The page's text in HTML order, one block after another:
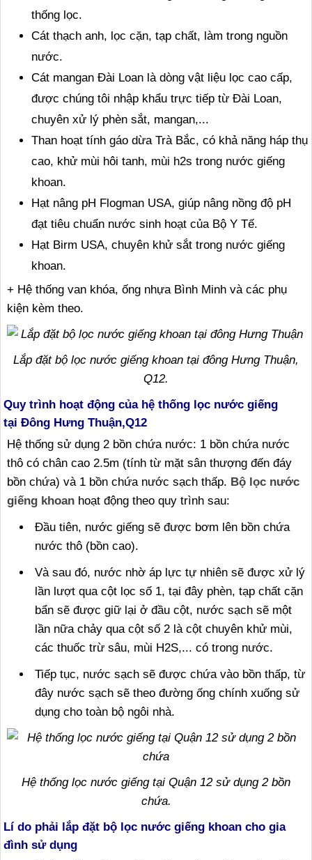
thống lọc.
Cát thạch anh, lọc cặn, tạp chất, làm trong nguồn
nước.
Cát mangan Đài Loan là dòng vật liệu lọc cao cấp,
được chúng tôi nhập khẩu trực tiếp từ Đài Loan,
chuyên xử lý phèn sắt, mangan,...
Than hoạt tính gáo dừa Trà Bắc, có khả năng háp thụ
cao, khử mùi hôi tanh, mùi h2s trong nước giếng
khoan.
Hạt nâng pH Flogman USA, giúp nâng nồng độ pH
đạt tiêu chuẩn nước sinh hoạt của Bộ Y Tế.
Hạt Birm USA, chuyên khử sắt trong nước giếng
khoan.
+ Hệ thống van khóa, ống nhựa Bình Minh và các phụ
kiện kèm theo.
Lắp đặt bộ lọc nước giếng khoan tại đông Hưng Thuận,
Q12.
Quy trình hoạt động của hệ thống lọc nước giếng
tại Đông Hưng Thuận,Q12
Hệ thống sử dụng 2 bồn chứa nước: 1 bồn chứa nước
thô có chân cao 2.5m (tính từ mặt sân thượng đến đáy
bồn chứa) và 1 bồn chứa nước sạch thấp. Bộ lọc nước
giếng khoan hoạt động theo quy trình sau:
Đầu tiên, nước giếng sẽ được bơm lên bồn chứa
nước thô (bồn cao).
Và sau đó, nước nhờ áp lực tự nhiên sẽ được xử lý
lần lượt qua cột lọc số 1, tại đây phèn, tạp chất cặn
bẩn sẽ được giữ lại ở đầu cột, nước sạch sẽ một
lần nữa chảy qua cột số 2 là cột chuyên khử mùi,
các thuốc trừ sâu, mùi H2S,... có trong nước.
Tiếp tục, nước sạch sẽ được chứa vào bồn thấp, từ
đây nước sạch sẽ theo đường ống chính xuống sử
dụng cho toàn bộ ngôi nhà.
Hệ thống lọc nước giếng tại Quận 12 sử dụng 2 bồn
chứa.
Lí do phải lắp đặt bộ lọc nước giếng khoan cho gia
đình sử dụng